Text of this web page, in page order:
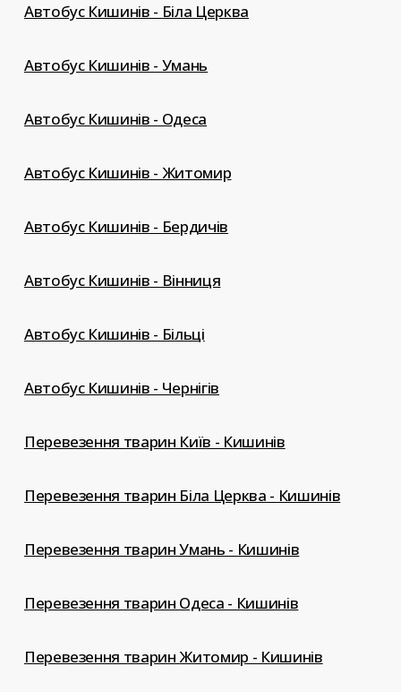
Автобус Кишинів - Біла Церква
Автобус Кишинів - Умань
Автобус Кишинів - Одеса
Автобус Кишинів - Житомир
Автобус Кишинів - Бердичів
Автобус Кишинів - Вінниця
Автобус Кишинів - Більці
Автобус Кишинів - Чернігів
Перевезення тварин Київ - Кишинів
Перевезення тварин Біла Церква - Кишинів
Перевезення тварин Умань - Кишинів
Перевезення тварин Одеса - Кишинів
Перевезення тварин Житомир - Кишинів